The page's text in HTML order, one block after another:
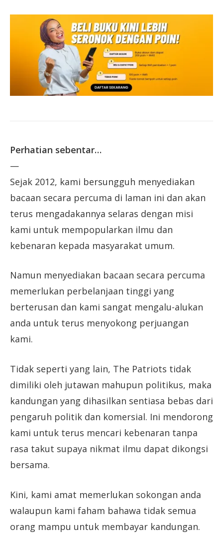
Perhatian sebentar…
—
Sejak 2012, kami bersungguh menyediakan
bacaan secara percuma di laman ini dan akan
terus mengadakannya selaras dengan misi
kami untuk mempopularkan ilmu dan
kebenaran kepada masyarakat umum.
Namun menyediakan bacaan secara percuma
memerlukan perbelanjaan tinggi yang
berterusan dan kami sangat mengalu-alukan
anda untuk terus menyokong perjuangan
kami.
Tidak seperti yang lain, The Patriots tidak
dimiliki oleh jutawan mahupun politikus, maka
kandungan yang dihasilkan sentiasa bebas dari
pengaruh politik dan komersial. Ini mendorong
kami untuk terus mencari kebenaran tanpa
rasa takut supaya nikmat ilmu dapat dikongsi
bersama.
Kini, kami amat memerlukan sokongan anda
walaupun kami faham bahawa tidak semua
orang mampu untuk membayar kandungan.